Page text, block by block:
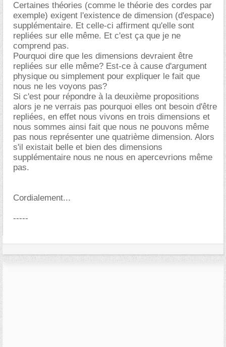
Certaines théories (comme le théorie des cordes par
exemple) exigent l'existence de dimension (d'espace)
supplémentaire. Et celle-ci affirment qu'elle sont
repliées sur elle même. Et c'est ça que je ne
comprend pas.
Pourquoi dire que les dimensions devraient être
repliées sur elle même? Est-ce à cause d'argument
physique ou simplement pour expliquer le fait que
nous ne les voyons pas?
Si c'est pour répondre à la deuxième propositions
alors je ne verrais pas pourquoi elles ont besoin d'être
repliées, en effet nous vivons en trois dimensions et
nous sommes ainsi fait que nous ne pouvons même
pas nous représenter une quatrième dimension. Alors
s'il existait belle et bien des dimensions
supplémentaire nous ne nous en apercevrions même
pas.
Cordialement...
-----